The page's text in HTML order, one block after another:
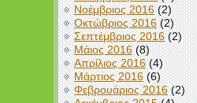
Νοέμβριος 2016 (2)
Οκτώβριος 2016 (2)
Σεπτέμβριος 2016 (2)
Μάιος 2016 (8)
Απρίλιος 2016 (4)
Μάρτιος 2016 (6)
Φεβρουάριος 2016 (2)